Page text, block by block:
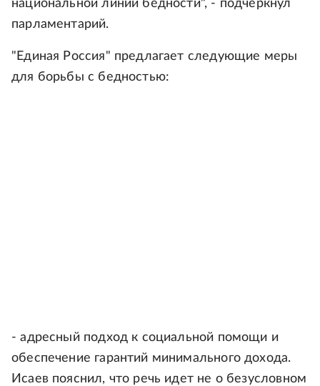
национальной линии бедности", - подчеркнул
парламентарий.
"Единая Россия" предлагает следующие меры
для борьбы с бедностью:
- адресный подход к социальной помощи и
обеспечение гарантий минимального дохода.
Исаев пояснил, что речь идет не о безусловном